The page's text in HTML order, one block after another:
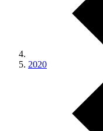
2020